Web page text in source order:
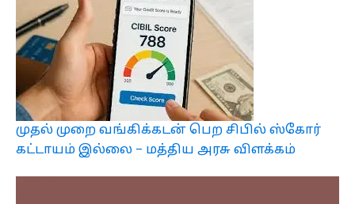
முதல் முறை வங்கிக்கடன் பெற சிபில் ஸ்கோர்
கட்டாயம் இல்லை – மத்திய அரசு விளக்கம்